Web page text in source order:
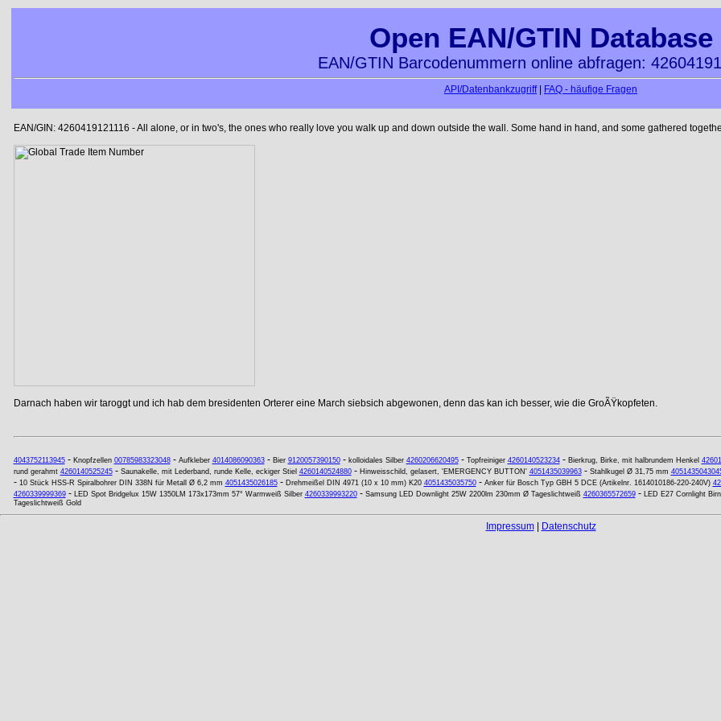
Open EAN/GTIN Database
EAN/GTIN Barcodenummern online abfragen:
API/Datenbankzugriff| FAQ - häufige Fragen
EAN/GIN: 4260419121116 - All alone, or in two's, the ones who really love you walk up and down outside the wall. Some hand in hand, and some gathered
Darnach haben wir taroggt und ich hab dem bresidenten Orterer eine March siebsich abgewonen, denn das kan ich besser, wie die GroÃŸkopfeten.
4043752113945- Knopfzellen 00785983323048- Aufkleber 4014086090363- Bier 9120057390150- kolloidales Silber 4260206620495- Topfreiniger 4260140523234- Bierkrug, Birke, mit halbrundem Henkel
rund gerahmt 4260140525245- Saunakelle, mit Lederband, runde Kelle, eckiger Stiel 4260140524880- Hinweisschild, gelasert, 'EMERGENCY BUTTON' 4051435039963- Stahlkugel Ø 31,75 mm
- 10 Stück HSS-R Spiralbohrer DIN 338N für Metall Ø 6,2 mm 4051435026185- Drehmeißel DIN 4971 (10 x 10 mm) K20 4051435035750- Anker für Bosch Typ GBH 5 DCE (Artikelnr. 1614010186-220-240V)
4260339999369- LED Spot Bridgelux 15W 1350LM 173x173mm 57° Warmweiß Silber 4260339993220- Samsung LED Downlight 25W 2200lm 230mm Ø Tageslichtweiß 4260365572659- LED E27 Cornlight
Tageslichtweiß Gold
Impressum| Datenschutz